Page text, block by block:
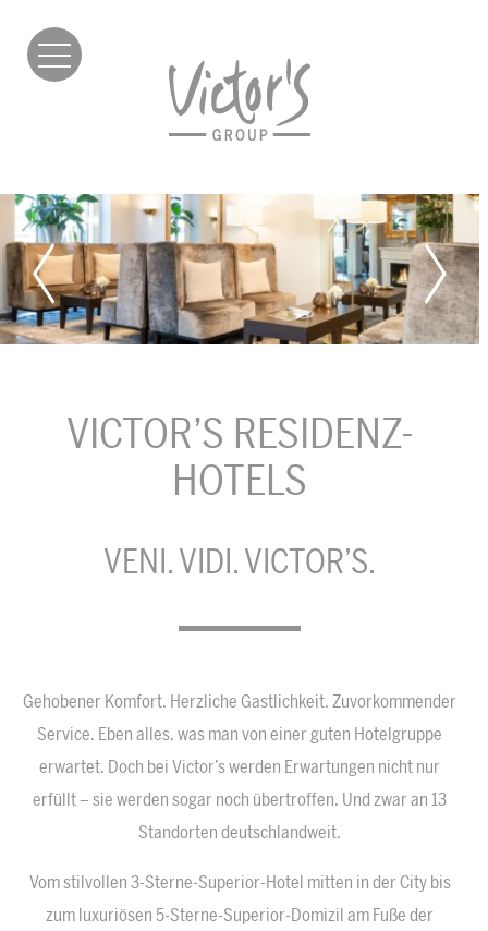
VICTOR’S RESIDENZ-
HOTELS
VENI. VIDI. VICTOR’S.
Gehobener Komfort. Herzliche Gastlichkeit. Zuvorkommender
Service. Eben alles, was man von einer guten Hotelgruppe
erwartet. Doch bei Victor’s werden Erwartungen nicht nur
erfüllt – sie werden sogar noch übertroffen. Und zwar an 13
Standorten deutschlandweit.
Vom stilvollen 3-Sterne-Superior-Hotel mitten in der City bis
zum luxuriösen 5-Sterne-Superior-Domizil am Fuße der